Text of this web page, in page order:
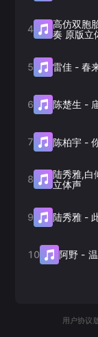
4 高仿双胞
奏 原版立
5 雷佳 -春
6 陈楚生 -
7 陈柏宇 -
8 陆秀雅,白
立体声
9 陆秀雅 -
10 阿野 -
用户协议